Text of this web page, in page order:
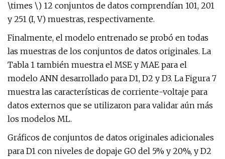
\times \) 12 conjuntos de datos comprendían 101, 201
y 251 (I, V) muestras, respectivamente.
Finalmente, el modelo entrenado se probó en todas
las muestras de los conjuntos de datos originales. La
Tabla 1 también muestra el MSE y MAE para el
modelo ANN desarrollado para D1, D2 y D3. La Figura 7
muestra las características de corriente-voltaje para
datos externos que se utilizaron para validar aún más
los modelos ML.
Gráficos de conjuntos de datos originales adicionales
para D1 con niveles de dopaje GO del 5% y 20%, y D2